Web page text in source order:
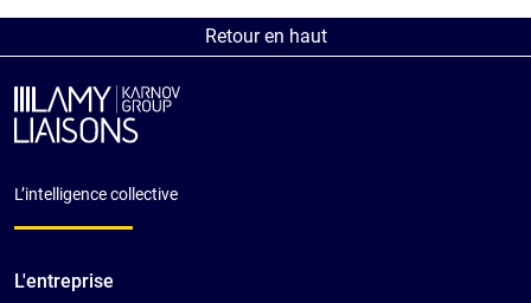
Retour en haut
L’intelligence collective
L'entreprise